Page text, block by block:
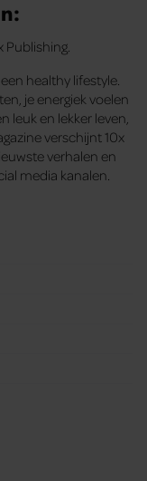
Publishing.
healthy lifestyle.
je energiek voelen
leuk en lekker leven,
verschijnt 10x
verhalen en
media kanalen.